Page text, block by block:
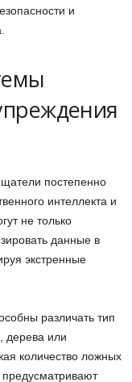
и
постепенно
интеллекта и
не только
данные в
экстренные
различать тип
дерева или
количество ложных